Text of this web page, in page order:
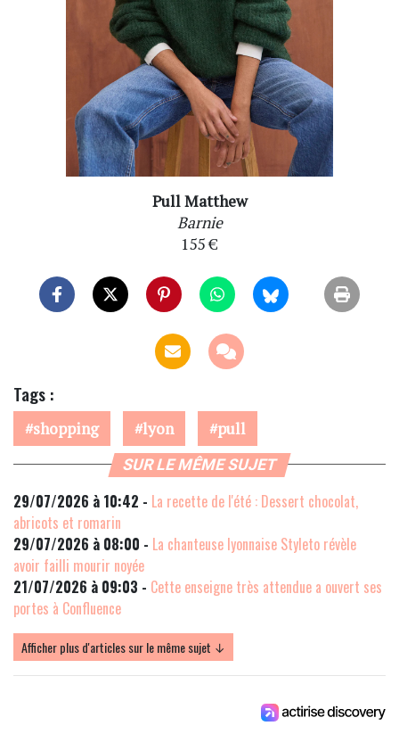
Pull Matthew
Barnie
155 €
Tags :
shopping lyon pull
SUR LE MÊME SUJET
29/07/2026 à 10:42 - La recette de l'été : Dessert chocolat,
abricots et romarin
29/07/2026 à 08:00 - La chanteuse lyonnaise Styleto révèle
avoir failli mourir noyée
21/07/2026 à 09:03 - Cette enseigne très attendue a ouvert ses
portes à Confluence
Afficher plus d'articles sur le même sujet ↓